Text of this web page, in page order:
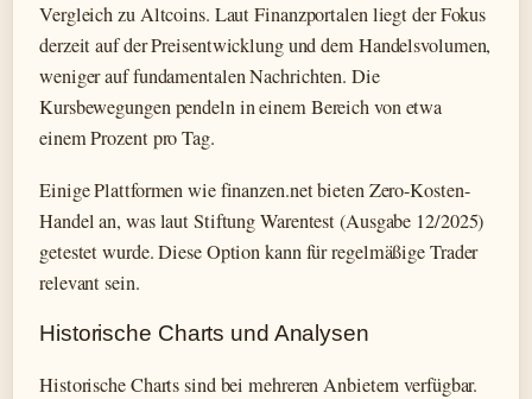
Vergleich zu Altcoins. Laut Finanzportalen liegt der Fokus
derzeit auf der Preisentwicklung und dem Handelsvolumen,
weniger auf fundamentalen Nachrichten. Die
Kursbewegungen pendeln in einem Bereich von etwa
einem Prozent pro Tag.
Einige Plattformen wie finanzen.net bieten Zero-Kosten-
Handel an, was laut Stiftung Warentest (Ausgabe 12/2025)
getestet wurde. Diese Option kann für regelmäßige Trader
relevant sein.
Historische Charts und Analysen
Historische Charts sind bei mehreren Anbietern verfügbar.